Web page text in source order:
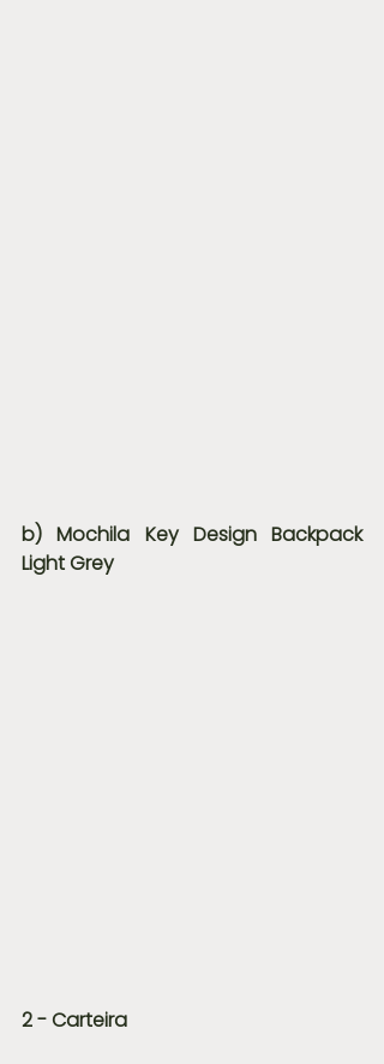
b) Mochila Key Design Backpack
Light Grey
2 - Carteira